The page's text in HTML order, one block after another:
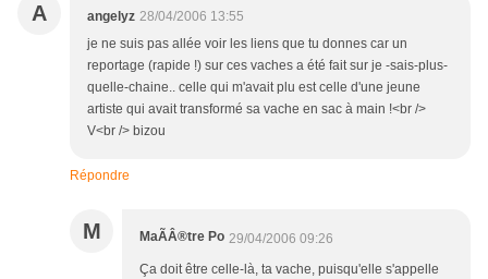
A angelyz 28/04/2006 13:55
je ne suis pas allée voir les liens que tu donnes car un
reportage (rapide !) sur ces vaches a été fait sur je -sais-plus-
quelle-chaine.. celle qui m'avait plu est celle d'une jeune
artiste qui avait transformé sa vache en sac à main !<br />
V<br /> bizou
Répondre
M MaÃÂ®tre Po 29/04/2006 09:26
Ça doit être celle-là, ta vache, puisqu'elle s'appelle